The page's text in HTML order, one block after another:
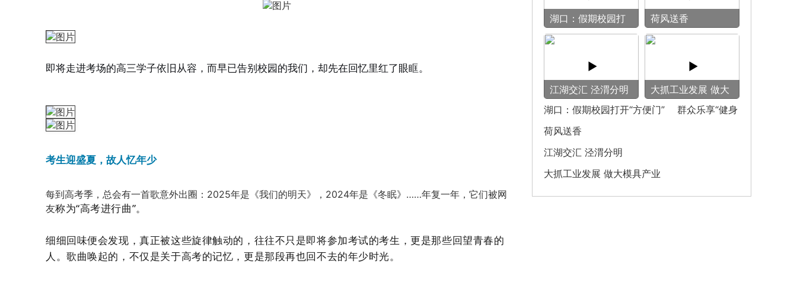
即将走进考场的高三学子依旧从容，而早已告别校园的我们，却先在回忆里红了眼眶。
考生迎盛夏，故人忆年少
每到高考季，总会有一首歌意外出圈：2025年是 《我们的明天》
，2024年是《冬眠》……年复一年，它们被网
友称为“高考进行曲”。
细细回味便会发现，真正被这些旋律触动的，往往不只是即将参加考试的考生，更是那些回望青春的
人。歌曲唤起的，不仅是关于高考的记忆，更是那段再也回不去的年少时光。
湖口：假期校园打
开“方便门” 群众
荷风送香
‌江湖交汇 泾渭分明‌
大抓工业发展 做大
模具产业
湖口：假期校园打开“方便门” 群众乐享“健身
圈”
荷风送香
‌江湖交汇 泾渭分明‌
大抓工业发展 做大模具产业